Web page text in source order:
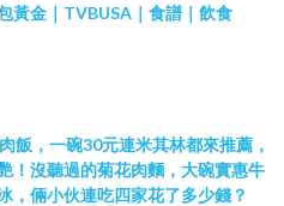
黃金｜TVBUSA｜食譜｜飲食
飯，一碗30元連米其林都來推薦，
！沒聽過的菊花肉麵，大碗實惠牛
，倆小伙連吃四家花了多少錢？